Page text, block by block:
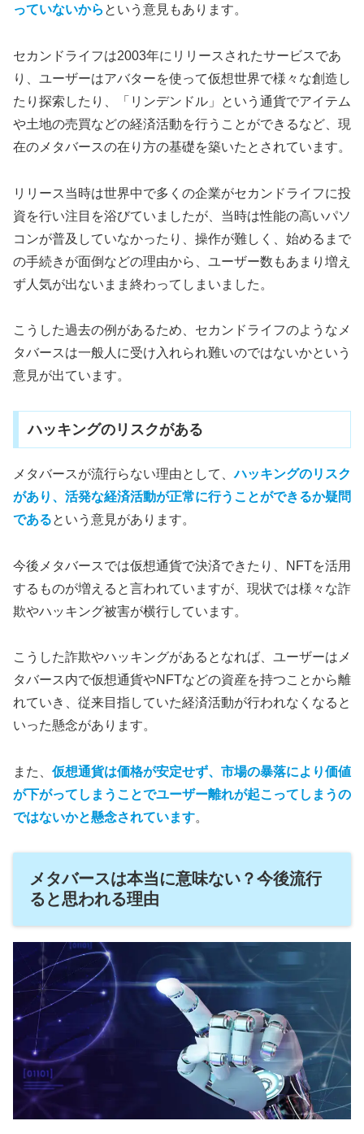
っていないから という意見もあります。
セカンドライフは2003年にリリースされたサービスであ
り、ユーザーはアバターを使って仮想世界で様々な創造し
たり探索したり、「リンデンドル」という通貨でアイテム
や土地の売買などの経済活動を行うことができるなど、現
在のメタバースの在り方の基礎を築いたとされています。
リリース当時は世界中で多くの企業がセカンドライフに投
資を行い注目を浴びていましたが、当時は性能の高いパソ
コンが普及していなかったり、操作が難しく、始めるまで
の手続きが面倒などの理由から、ユーザー数もあまり増え
ず人気が出ないまま終わってしまいました。
こうした過去の例があるため、セカンドライフのようなメ
タバースは一般人に受け入れられ難いのではないかという
意見が出ています。
ハッキングのリスクがある
メタバースが流行らない理由として、ハッキングのリスク
があり、活発な経済活動が正常に行うことができるか疑問
であるという意見があります。
今後メタバースでは仮想通貨で決済できたり、NFTを活用
するものが増えると言われていますが、現状では様々な詐
欺やハッキング被害が横行しています。
こうした詐欺やハッキングがあるとなれば、ユーザーはメ
タバース内で仮想通貨やNFTなどの資産を持つことから離
れていき、従来目指していた経済活動が行われなくなると
いった懸念があります。
また、 仮想通貨は価格が安定せず、 市場の暴落により価値
が下がってしまうことでユーザー離れが起こってしまうの
ではないかと懸念されています。
メタバースは本当に意味ない？今後流行
ると思われる理由